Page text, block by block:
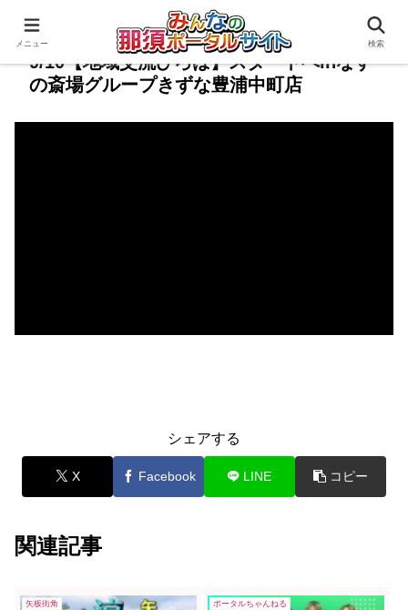
9/10【地域交流ひろば】スタートへinなす
の斎場グループきずな豊浦中町店
シェアする
X Facebook LINE コピー
関連記事
矢板街角 ポータルちゃんねる
メニュー 検索